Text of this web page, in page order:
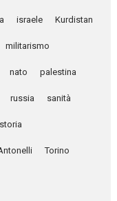
israele Kurdistan
militarismo
nato palestina
russia sanità
storia
Torino